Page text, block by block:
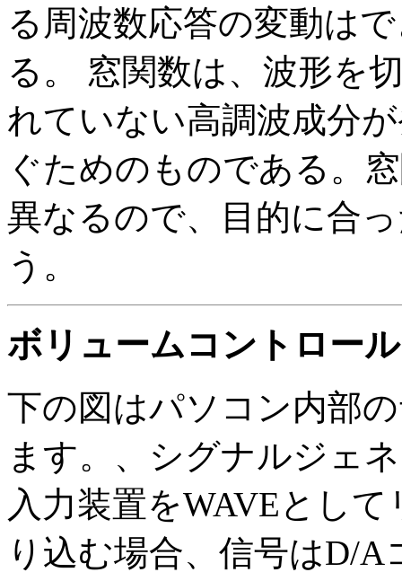
る周波数応答の変動は
る。 窓関数は、波形を
れていない高調波成分
ぐためのものである。
異なるので、目的に合
う。
ボリュームコントロー
下の図はパソコン内部
ます。、シグナルジェ
入力装置をWAVEとし
り込む場合、信号はD/